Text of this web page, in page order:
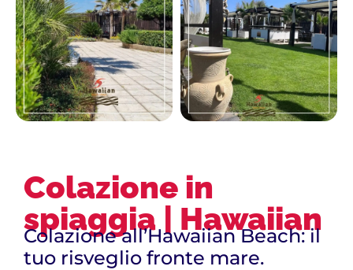
Colazione in
spiaggia | Hawaiian
Colazione all’Hawaiian Beach: il
tuo risveglio fronte mare.